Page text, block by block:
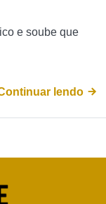
e soube que
lendo